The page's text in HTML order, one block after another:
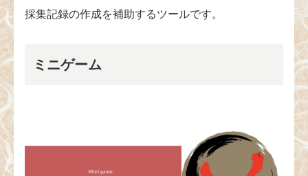
採集記録の作成を補助するツールです。
ミニゲーム